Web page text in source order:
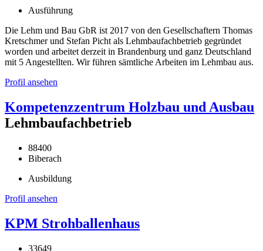
Ausführung
Die Lehm und Bau GbR ist 2017 von den Gesellschaftern Thomas
Kretschmer und Stefan Picht als Lehmbaufachbetrieb gegründet
worden und arbeitet derzeit in Brandenburg und ganz Deutschland
mit 5 Angestellten. Wir führen sämtliche Arbeiten im Lehmbau aus.
Profil ansehen
Kompetenzzentrum Holzbau und Ausbau
Lehmbaufachbetrieb
88400
Biberach
Ausbildung
Profil ansehen
KPM Strohballenhaus
33649